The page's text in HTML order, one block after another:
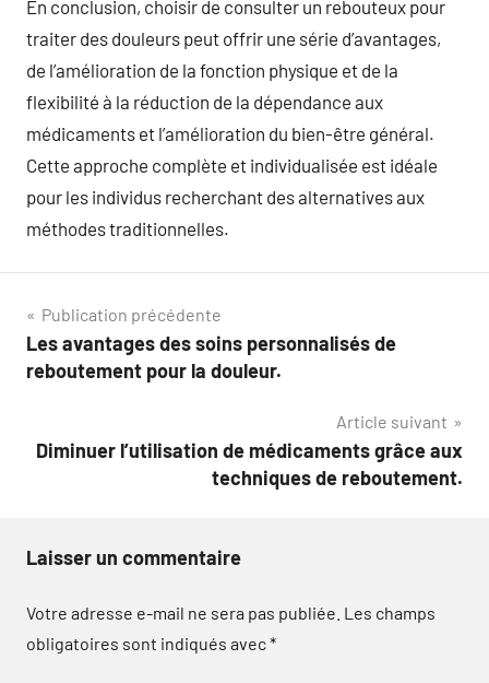
En conclusion, choisir de consulter un rebouteux pour
traiter des douleurs peut offrir une série d’avantages,
de l’amélioration de la fonction physique et de la
flexibilité à la réduction de la dépendance aux
médicaments et l’amélioration du bien-être général.
Cette approche complète et individualisée est idéale
pour les individus recherchant des alternatives aux
méthodes traditionnelles.
Navigation
de
Publication précédente
Les avantages des soins personnalisés de
reboutement pour la douleur.
Article suivant
Diminuer l’utilisation de médicaments grâce aux
techniques de reboutement.
Laisser un commentaire
Votre adresse e-mail ne sera pas publiée. Les champs
obligatoires sont indiqués avec*